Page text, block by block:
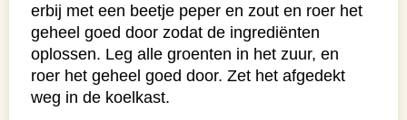
erbij met een beetje peper en zout en roer het
geheel goed door zodat de ingrediënten
oplossen. Leg alle groenten in het zuur, en
roer het geheel goed door. Zet het afgedekt
weg in de koelkast.